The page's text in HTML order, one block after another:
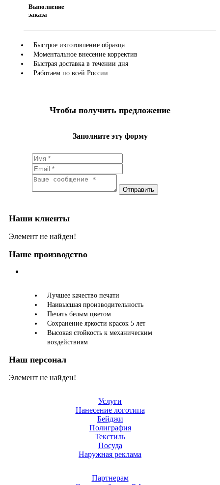
Выполнение
заказа
Быстрое изготовление образца
Моментальное внесение корректив
Быстрая доставка в течении дня
Работаем по всей России
Чтобы получить предложение
Заполните эту форму
Наши клиенты
Элемент не найден!
Наше производство
Лучшее качество печати
Наивысшая производительность
Печать белым цветом
Сохранение яркости красок 5 лет
Высокая стойкость к механическим
воздействиям
Наш персонал
Элемент не найден!
Услуги
Нанесение логотипа
Бейджи
Полиграфия
Текстиль
Посуда
Наружная реклама
Партнерам